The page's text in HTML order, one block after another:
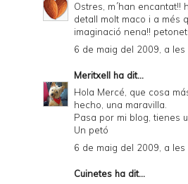
Ostres, m´han encantat!!
detall molt maco i a més
imaginació nena!!
6 de maig del 2009, a les
Meritxell ha dit...
Hola Mercé, que cosa
hecho, una maravilla.
Pasa por mi blog, tienes
Un petó
6 de maig del 2009, a les
Cuinetes ha dit...